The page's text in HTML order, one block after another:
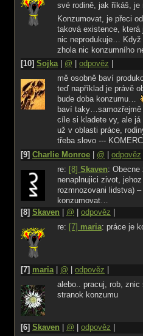
své rodině, jak říkáš, je
Konzumovat, je přeci
taková existence,
nic neprodukuje… Když
zhola nic konzumního
[10] Sojka| @ odpověz
mě osobně baví
teď například je právě
bude doba konzumu…
baví
cíle si kladete vy, ale
už v oblasti práce,
třeba slovo ---
[9] Charlie Monroe @ odpověz
re: [8] Skaven: Obecne
nenaplnujici zivot,
rozmnozovani lidstva)
konzumovat…
[8] Skaven @ odpověz
re: [7] maria: práce je
[7] maria @ odpověz
alebo.. pracuj, rob,
stranok konzumu
[6] Skaven @ odpověz